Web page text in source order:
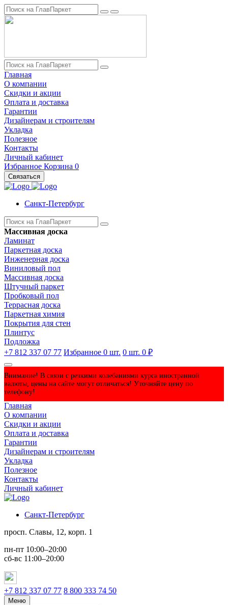
Главная
О компании
Скидки и акции
Оплата и доставка
Гарантии
Дизайнерам и строителям
Укладка
Полезное
Контакты
Личный кабинет
Избранное Корзина 0
Связаться
Санкт-Петербург
Массивная доска
Ламинат
Паркетная доска
Инженерная доска
Виниловый пол
Массивная доска
Штучный паркет
Пробковый пол
Террасная доска
Паркетная химия
Покрытия для стен
Плинтус
Подложка
+7 812 337 07 77 Избранное 0 шт. 0 шт. 0 ₽
Внимание! В связи с резкими колебаниями курса иностранной
валюты, цены на сайте могут отличаться! Уточняйте цену по
телефону!
Главная
О компании
Скидки и акции
Оплата и доставка
Гарантии
Дизайнерам и строителям
Укладка
Полезное
Контакты
Личный кабинет
Санкт-Петербург
просп. Славы, 12, корп. 1
пн-пт 10:00–20:00
сб-вс 11:00–20:00
+7 812 337 07 77 8 800 333 74 50
Меню